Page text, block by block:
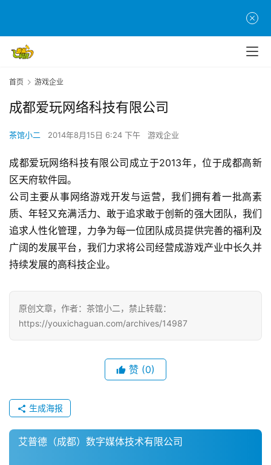
首
页
游
茶
原
创
游
戏
业
界
手
机
游
单
闲
戏
首页 游戏企业
成都爱玩网络科技有限公司
茶馆小二 2014年8月15日 6:24 下午 游戏企业
成都爱玩网络科技有限公司成立于2013年，位于成都高新
区天府软件园。
公司主要从事网络游戏开发与运营，我们拥有着一批高素
质、年轻又充满活力、敢于追求敢于创新的强大团队，我们
追求人性化管理，力争为每一位团队成员提供完善的福利及
广阔的发展平台，我们力求将公司经营成游戏产业中长久并
持续发展的高科技企业。
原创文章，作者：茶馆小二，禁止转载：
https://youxichaguan.com/archives/14987
赞 (0)
生成海报
艾普德（成都）数字媒体技术有限公司